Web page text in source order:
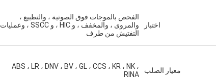
اختبار
الفحص بالموجات فوق الصوتية ، والتطبيع ،
والمروى ، والمخفف ، و HIC ، و SSCC ، وعمليات
التفتيش من طرف
معيار الصلب
ABS ، LR ، DNV ، BV ، GL ، CCS ، KR ، NK ،
RINA